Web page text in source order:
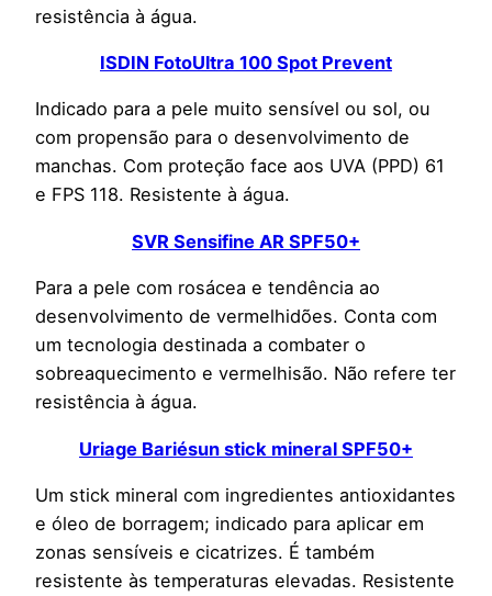
resistência à água.
ISDIN FotoUltra 100 Spot Prevent
Indicado para a pele muito sensível ou sol, ou
com propensão para o desenvolvimento de
manchas. Com proteção face aos UVA (PPD) 61
e FPS 118. Resistente à água.
SVR Sensifine AR SPF50+
Para a pele com rosácea e tendência ao
desenvolvimento de vermelhidões. Conta com
um tecnologia destinada a combater o
sobreaquecimento e vermelhisão. Não refere ter
resistência à água.
Uriage Bariésun stick mineral SPF50+
Um stick mineral com ingredientes antioxidantes
e óleo de borragem; indicado para aplicar em
zonas sensíveis e cicatrizes. É também
resistente às temperaturas elevadas. Resistente